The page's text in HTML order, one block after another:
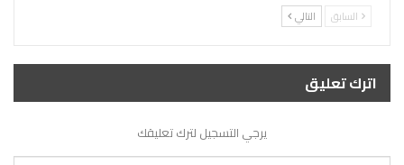
السابق التالي
اترك تعليق
يرجي التسجيل لترك تعليقك